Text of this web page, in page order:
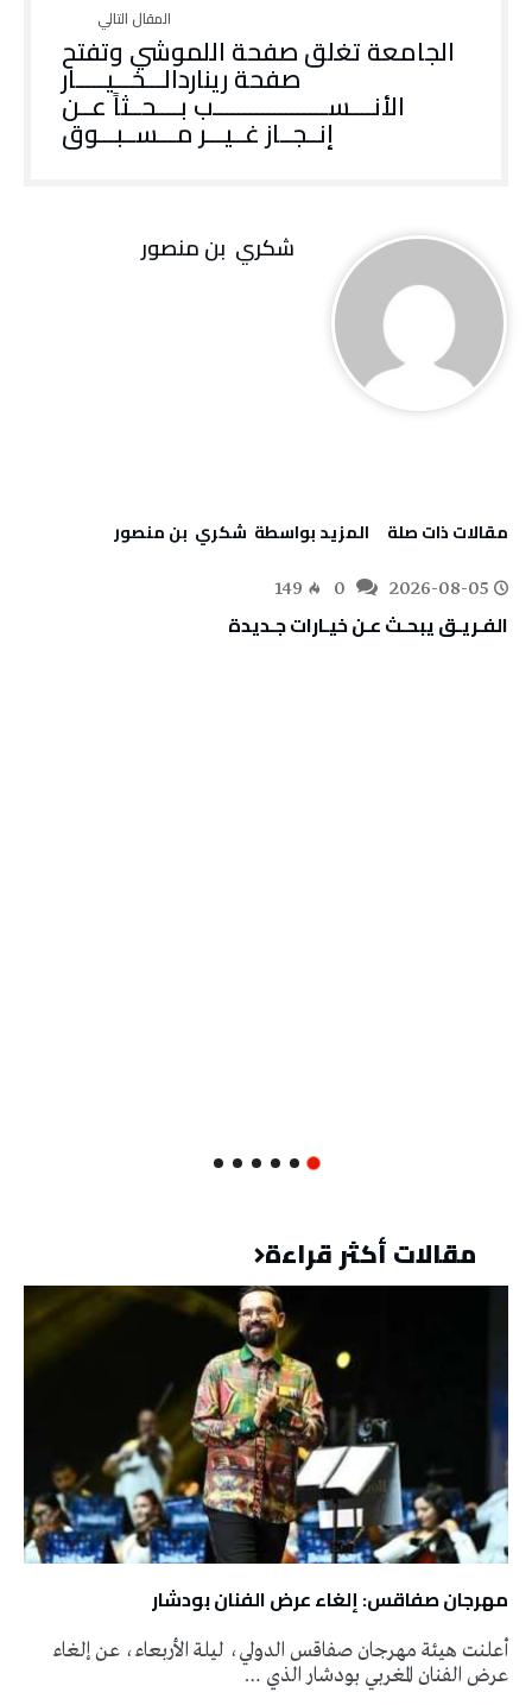
‬إنــجــاز‭ ‬غــيـــر‭ ‬مـــســبـــوق
‬شكري ‭ ‬بن‭ ‬منصور
‫مقالات ذات صلة‬ ‫‫المزيد بواسطة‬ ‬ ‬شكري ‭ ‬بن‭ ‬منصور
2026-08-05
149
الفـريـق‭ ‬يبحـث‭ ‬عـن‭ ‬خيـارات‭ ‬جـديدة
مقالات أكثر قراءة
مهرجان صفاقس: إلغاء عرض الفنان بودشار
أعلنت هيئة مهرجان صفاقس الدولي، ليلة الأربعاء، عن إلغاء
عرض الفنان المغربي بودشار الذي …